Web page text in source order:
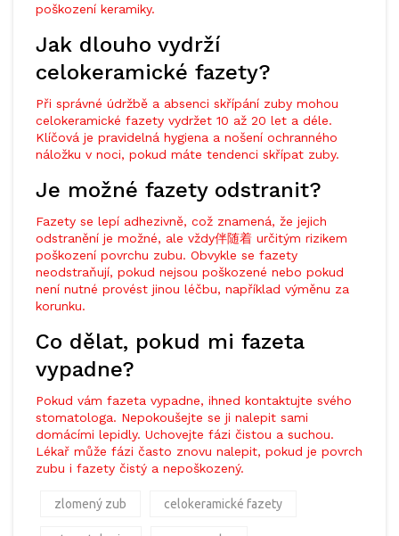
poškození keramiky.
Jak dlouho vydrží
celokeramické fazety?
Při správné údržbě a absenci skřípání zuby mohou
celokeramické fazety vydržet 10 až 20 let a déle.
Klíčová je pravidelná hygiena a nošení ochranného
náložku v noci, pokud máte tendenci skřípat zuby.
Je možné fazety odstranit?
Fazety se lepí adhezivně, což znamená, že jejich
odstranění je možné, ale vždy伴随着 určitým rizikem
poškození povrchu zubu. Obvykle se fazety
neodstraňují, pokud nejsou poškozené nebo pokud
není nutné provést jinou léčbu, například výměnu za
korunku.
Co dělat, pokud mi fazeta
vypadne?
Pokud vám fazeta vypadne, ihned kontaktujte svého
stomatologa. Nepokoušejte se ji nalepit sami
domácími lepidly. Uchovejte fázi čistou a suchou.
Lékař může fázi často znovu nalepit, pokud je povrch
zubu i fazety čistý a nepoškozený.
zlomený zub celokeramické fazety